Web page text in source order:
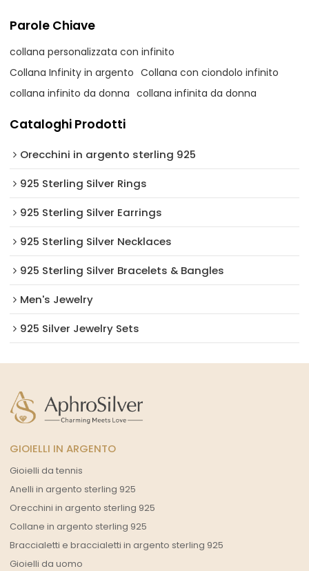
Parole Chiave
collana personalizzata con infinito
Collana Infinity in argento Collana con ciondolo infinito
collana infinito da donna collana infinita da donna
Cataloghi Prodotti
Orecchini in argento sterling 925
925 Sterling Silver Rings
925 Sterling Silver Earrings
925 Sterling Silver Necklaces
925 Sterling Silver Bracelets & Bangles
Men's Jewelry
925 Silver Jewelry Sets
GIOIELLI IN ARGENTO
Gioielli da tennis
Anelli in argento sterling 925
Orecchini in argento sterling 925
Collane in argento sterling 925
Braccialetti e braccialetti in argento sterling 925
Gioielli da uomo